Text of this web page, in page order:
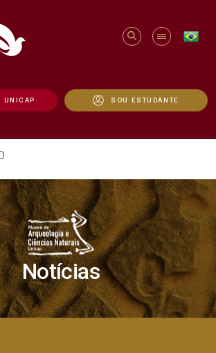
UNICAP SOU ESTUDANTE
Notícias